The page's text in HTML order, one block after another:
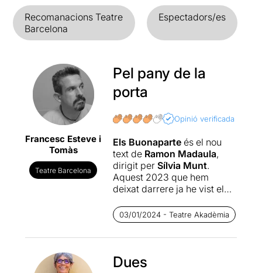
Recomanacions Teatre
Barcelona
Espectadors/es
Francesc Esteve i
Tomàs
Teatre Barcelona
Pel pany de la
porta
Opinió verificada
Els Buonaparteés el nou
text de Ramon Madaula,
dirigit per Sílvia Munt.
Aquest 2023 que hem
deixat darrere ja he vist el
i actor aConqueridors. I ara
amb aquesta mitja comèdia
també ‘històrica’ del que
nit on Napoleó Bonaparte
queda amb el seu germà
03/01/2024 - Teatre Akadèmia
Dues